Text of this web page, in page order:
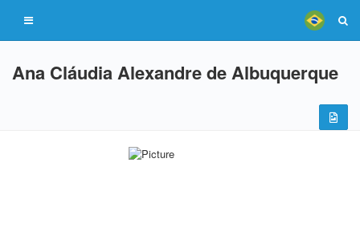
Ana Cláudia Alexandre de Albuquerque